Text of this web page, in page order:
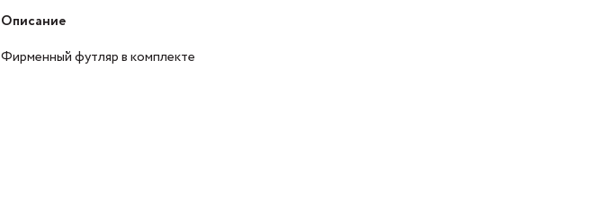
Описание
Фирменный футляр в комплекте